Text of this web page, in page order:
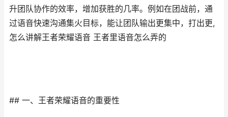
升团队协作的效率，增加获胜的几率。例如在团战前，通
过语音快速沟通集火目标，能让团队输出更集中，打出更,
怎么讲解王者荣耀语音 王者里语音怎么弄的
## 一、王者荣耀语音的重要性